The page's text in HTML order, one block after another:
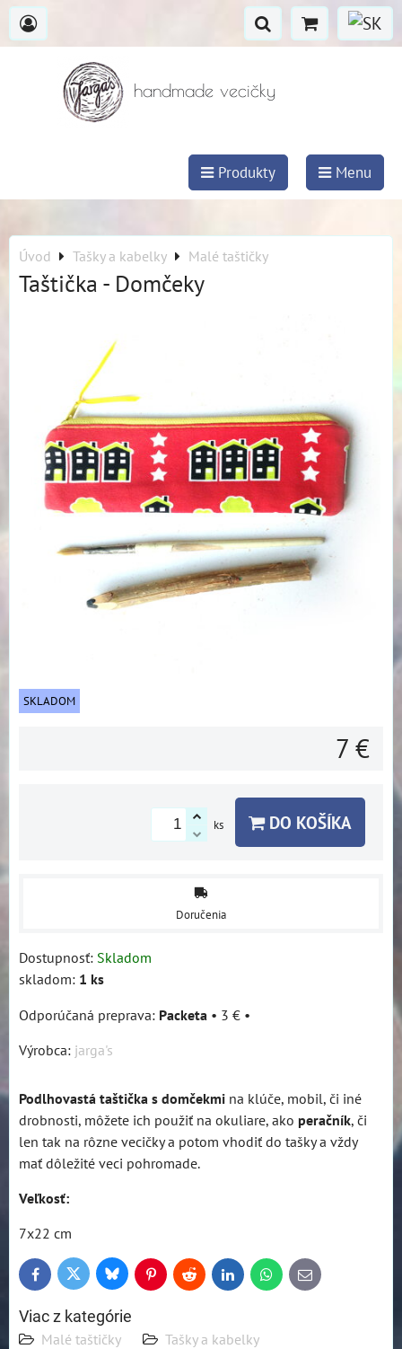
handmade vecičky
Produkty Menu
Úvod Tašky a kabelky Malé taštičky
Taštička - Domčeky
SKLADOM
7 €
ks DO KOŠÍKA
Doručenia
Dostupnosť: Skladom
skladom: 1 ks
Packeta • 3 € •
Výrobca: jarga's
Podlhovastá taštička s domčekmi na klúče, mobil, či iné
drobnosti, môžete ich použiť na okuliare, ako peračník, či
len tak na rôzne vecičky a potom vhodiť do tašky a vždy
mať dôležité veci pohromade.
Veľkosť:
7x22 cm
FacebookTwitter BlueskyPinterestReddit LinkedInWhatsApp
E-
mail
Viac z kategórie
Malé taštičky Tašky a kabelky